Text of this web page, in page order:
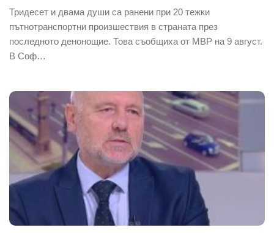
Тридесет и двама души са ранени при 20 тежки
пътнотранспортни произшествия в страната през
последното денонощие. Това съобщиха от МВР на 9 август.
В Соф…